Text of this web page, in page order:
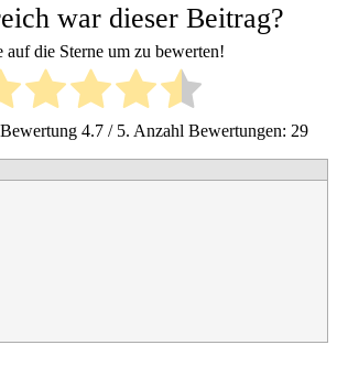
war dieser Beitrag?
die Sterne um zu bewerten!
4.7/ 5. Anzahl Bewertungen: 29